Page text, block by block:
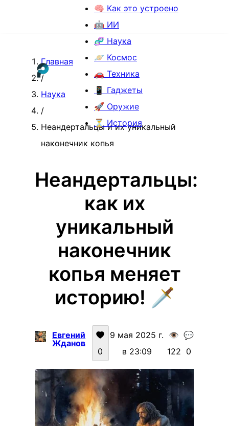
🧠 Как это устроено
🤖 ИИ
🧬 Наука
🪐 Космос
🚗 Техника
📱 Гаджеты
🚀 Оружие
⏳ История
Главная
/
Наука
/
Неандертальцы и их уникальный
наконечник копья
Неандертальцы:
как их
уникальный
наконечник
копья меняет
историю! 🗡️
Евгений
Жданов
0
9 мая 2025 г.
в 23:09
👁️
122
💬
0